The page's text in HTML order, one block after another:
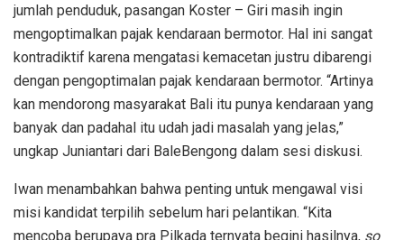
jumlah penduduk, pasangan Koster – Giri masih ingin
mengoptimalkan pajak kendaraan bermotor. Hal ini sangat
kontradiktif karena mengatasi kemacetan justru dibarengi
dengan pengoptimalan pajak kendaraan bermotor. “Artinya
kan mendorong masyarakat Bali itu punya kendaraan yang
banyak dan padahal itu udah jadi masalah yang jelas,”
ungkap Juniantari dari BaleBengong dalam sesi diskusi.
Iwan menambahkan bahwa penting untuk mengawal visi
misi kandidat terpilih sebelum hari pelantikan. “Kita
mencoba berupaya pra Pilkada ternyata begini hasilnya, so